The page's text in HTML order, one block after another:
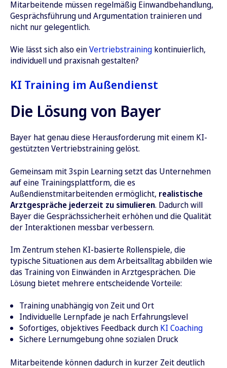
Mitarbeitende müssen regelmäßig Einwandbehandlung,
Gesprächsführung und Argumentation trainieren und
nicht nur gelegentlich.
Wie lässt sich also einVertriebstraining kontinuierlich,
individuell und praxisnah gestalten?
KI Training im Außendienst
Die Lösung von Bayer
Bayer hat genau diese Herausforderung mit einem KI-
gestützten Vertriebstraining gelöst.
Gemeinsam mit 3spin Learning setzt das Unternehmen
auf eine Trainingsplattform, die es
Außendienstmitarbeitenden ermöglicht, realistische
Arztgespräche jederzeit zu simulieren. Dadurch will
Bayer die Gesprächssicherheit erhöhen und die Qualität
der Interaktionen messbar verbessern.
Im Zentrum stehen KI-basierte Rollenspiele, die
typische Situationen aus dem Arbeitsalltag abbilden wie
das Training von Einwänden in Arztgesprächen. Die
Lösung bietet mehrere entscheidende Vorteile:
Training unabhängig von Zeit und Ort
Individuelle Lernpfade je nach Erfahrungslevel
Sofortiges, objektives Feedback durch KI Coaching
Sichere Lernumgebung ohne sozialen Druck
Mitarbeitende können dadurch in kurzer Zeit deutlich